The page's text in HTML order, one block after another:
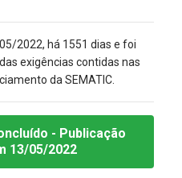
2022, há 1551 dias e foi
exigências contidas nas
da SEMATIC.
- Publicação
13/05/2022